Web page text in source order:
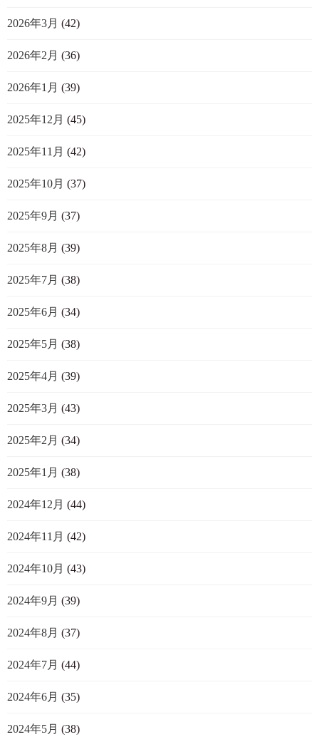
2026年3月 (42)
2026年2月 (36)
2026年1月 (39)
2025年12月 (45)
2025年11月 (42)
2025年10月 (37)
2025年9月 (37)
2025年8月 (39)
2025年7月 (38)
2025年6月 (34)
2025年5月 (38)
2025年4月 (39)
2025年3月 (43)
2025年2月 (34)
2025年1月 (38)
2024年12月 (44)
2024年11月 (42)
2024年10月 (43)
2024年9月 (39)
2024年8月 (37)
2024年7月 (44)
2024年6月 (35)
2024年5月 (38)